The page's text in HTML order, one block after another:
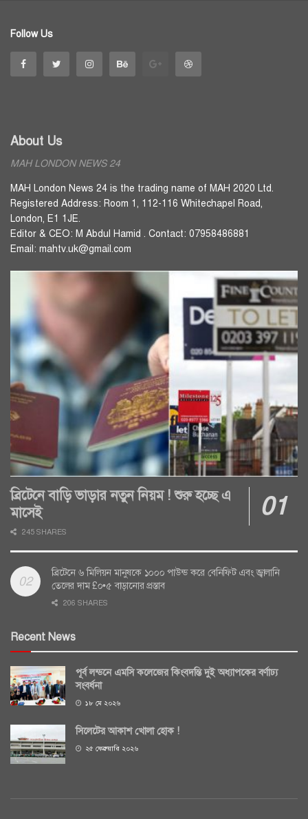
Follow Us
About Us
MAH LONDON NEWS 24
MAH London News 24 is the trading name of MAH 2020 Ltd.
Registered Address: Room 1, 112-116 Whitechapel Road,
London, E1 1JE.
Editor & CEO: M Abdul Hamid . Contact: 07958486881
Email: mahtv.uk@gmail.com
ব্রিটেনে বাড়ি ভাড়ার নতুন নিয়ম ! শুরু হচ্ছে এ
মাসেই
245 SHARES
ব্রিটেনে ৬ মিলিয়ন মানুষকে ১০০০ পাউন্ড করে বেনিফিট এবং জ্বালানি
তেলের দাম £০•৫ বাড়ানোর প্রস্তাব
206 SHARES
Recent News
পূর্ব লন্ডনে এমসি কলেজের কিংবদন্তি দুই অধ্যাপকের বর্ণাঢ্য
সংবর্ধনা
১৮ মে ২০২৬
সিলেটের আকাশ খোলা হোক !
২৫ ফেব্রুয়ারি ২০২৬